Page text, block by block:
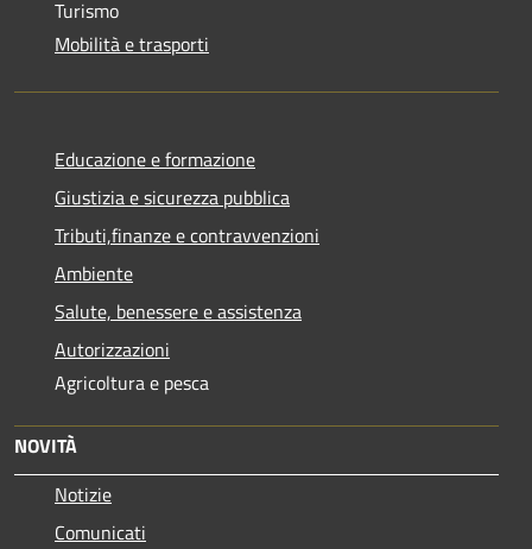
Turismo
Mobilità e trasporti
Educazione e formazione
Giustizia e sicurezza pubblica
Tributi,finanze e contravvenzioni
Ambiente
Salute, benessere e assistenza
Autorizzazioni
Agricoltura e pesca
NOVITÀ
Notizie
Comunicati